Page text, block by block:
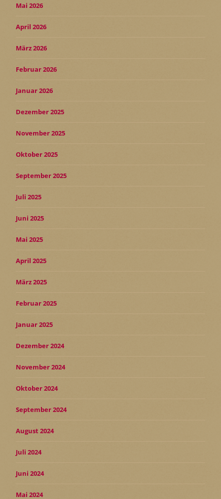
Mai 2026
April 2026
März 2026
Februar 2026
Januar 2026
Dezember 2025
November 2025
Oktober 2025
September 2025
Juli 2025
Juni 2025
Mai 2025
April 2025
März 2025
Februar 2025
Januar 2025
Dezember 2024
November 2024
Oktober 2024
September 2024
August 2024
Juli 2024
Juni 2024
Mai 2024